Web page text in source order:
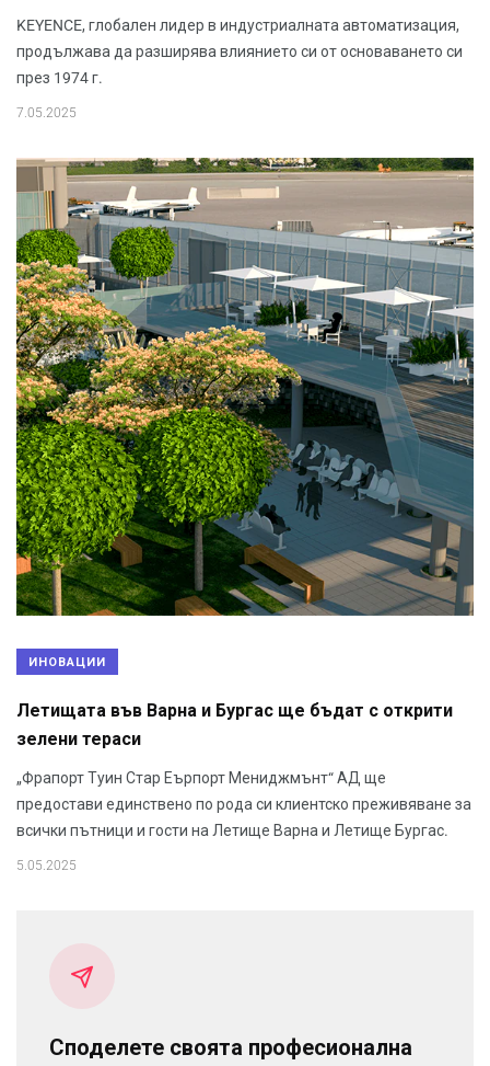
KEYENCE, глобален лидер в индустриалната автоматизация,
продължава да разширява влиянието си от основаването си
през 1974 г.
7.05.2025
ИНОВАЦИИ
Летищата във Варна и Бургас ще бъдат с открити
зелени тераси
„Фрапорт Туин Стар Еърпорт Мениджмънт“ АД ще
предостави единствено по рода си клиентско преживяване за
всички пътници и гости на Летище Варна и Летище Бургас.
5.05.2025
Споделете своята професионална